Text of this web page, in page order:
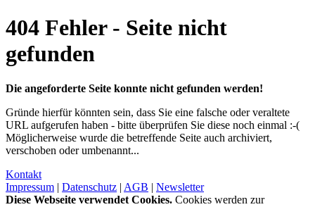
404 Fehler - Seite nicht
gefunden
Die angeforderte Seite konnte nicht gefunden werden!
Gründe hierfür könnten sein, dass Sie eine falsche oder veraltete
URL aufgerufen haben - bitte überprüfen Sie diese noch einmal :-(
Möglicherweise wurde die betreffende Seite auch archiviert,
verschoben oder umbenannt...
Kontakt
Impressum | Datenschutz | AGB | Newsletter
Diese Webseite verwendet Cookies. Cookies werden zur